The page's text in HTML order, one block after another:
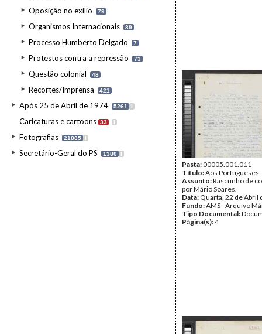
Oposição no exílio 79
Organismos Internacionais 89
Processo Humberto Delgado 7
Protestos contra a repressão 73
Questão colonial 48
Recortes/Imprensa 421
Após 25 de Abril de 1974 5261 I
Caricaturas e cartoons 33 I
Fotografias 21885 I
Secretário-Geral do PS 1380 I
Pasta:00005.001.011
Título:Aos Portugueses
Assunto:Rascunho de
por Mário Soares.
Data: Quarta, 22 de Abril
Fundo:AMS - Arquivo
Tipo Documental:
Página(s):4